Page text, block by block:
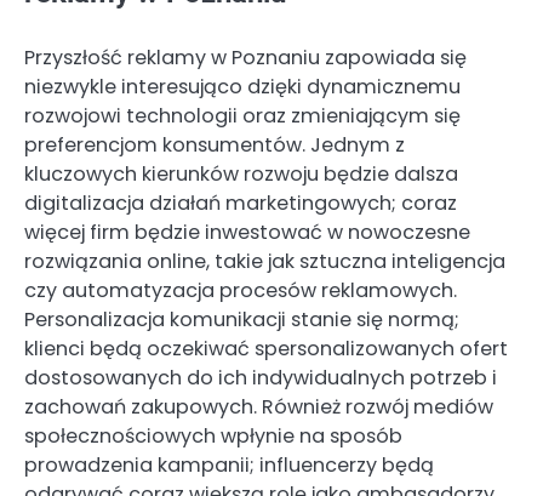
Przyszłość reklamy w Poznaniu zapowiada się
niezwykle interesująco dzięki dynamicznemu
rozwojowi technologii oraz zmieniającym się
preferencjom konsumentów. Jednym z
kluczowych kierunków rozwoju będzie dalsza
digitalizacja działań marketingowych; coraz
więcej firm będzie inwestować w nowoczesne
rozwiązania online, takie jak sztuczna inteligencja
czy automatyzacja procesów reklamowych.
Personalizacja komunikacji stanie się normą;
klienci będą oczekiwać spersonalizowanych ofert
dostosowanych do ich indywidualnych potrzeb i
zachowań zakupowych. Również rozwój mediów
społecznościowych wpłynie na sposób
prowadzenia kampanii; influencerzy będą